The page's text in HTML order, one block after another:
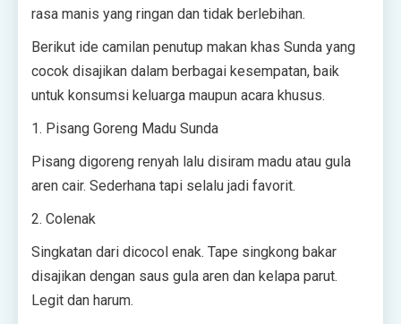
rasa manis yang ringan dan tidak berlebihan.
Berikut ide camilan penutup makan khas Sunda yang
cocok disajikan dalam berbagai kesempatan, baik
untuk konsumsi keluarga maupun acara khusus.
1. Pisang Goreng Madu Sunda
Pisang digoreng renyah lalu disiram madu atau gula
aren cair. Sederhana tapi selalu jadi favorit.
2. Colenak
Singkatan dari dicocol enak. Tape singkong bakar
disajikan dengan saus gula aren dan kelapa parut.
Legit dan harum.